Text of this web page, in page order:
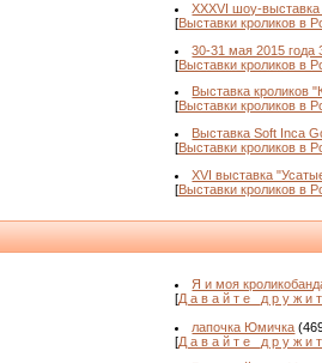
XXXVI шоу-
[Выставки кроликов в
30-31 мая 2015
[Выставки кроликов в
Выставка кроликов
[Выставки кроликов в
Выставка Soft Inca
[Выставки кроликов в
XVI выставка
[Выставки кроликов в
Я и моя
[Д а в а й т е _д р у ж и
лапочка Юмичка
[Д а в а й т е _д р у ж и